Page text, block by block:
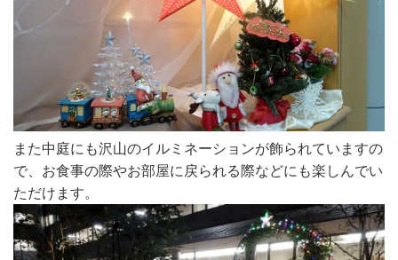
また中庭にも沢山のイルミネーションが飾られていますの
で、お食事の際やお部屋に戻られる際などにも楽しんでい
ただけます。